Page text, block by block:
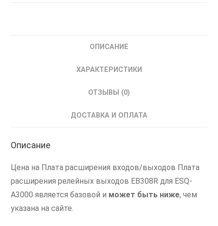
входов/
ОПИСАНИЕ
ХАРАКТЕРИСТИКИ
ОТЗЫВЫ (0)
ДОСТАВКА И ОПЛАТА
Описание
Цена на Плата расширения входов/выходов Плата
расширения релейных выходов EB308R для ESQ-
A3000 является базовой и может быть ниже, чем
указана на сайте.